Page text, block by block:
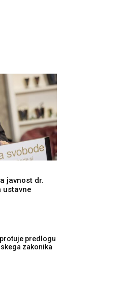
javnost dr.
ustavne
predlogu
zakonika